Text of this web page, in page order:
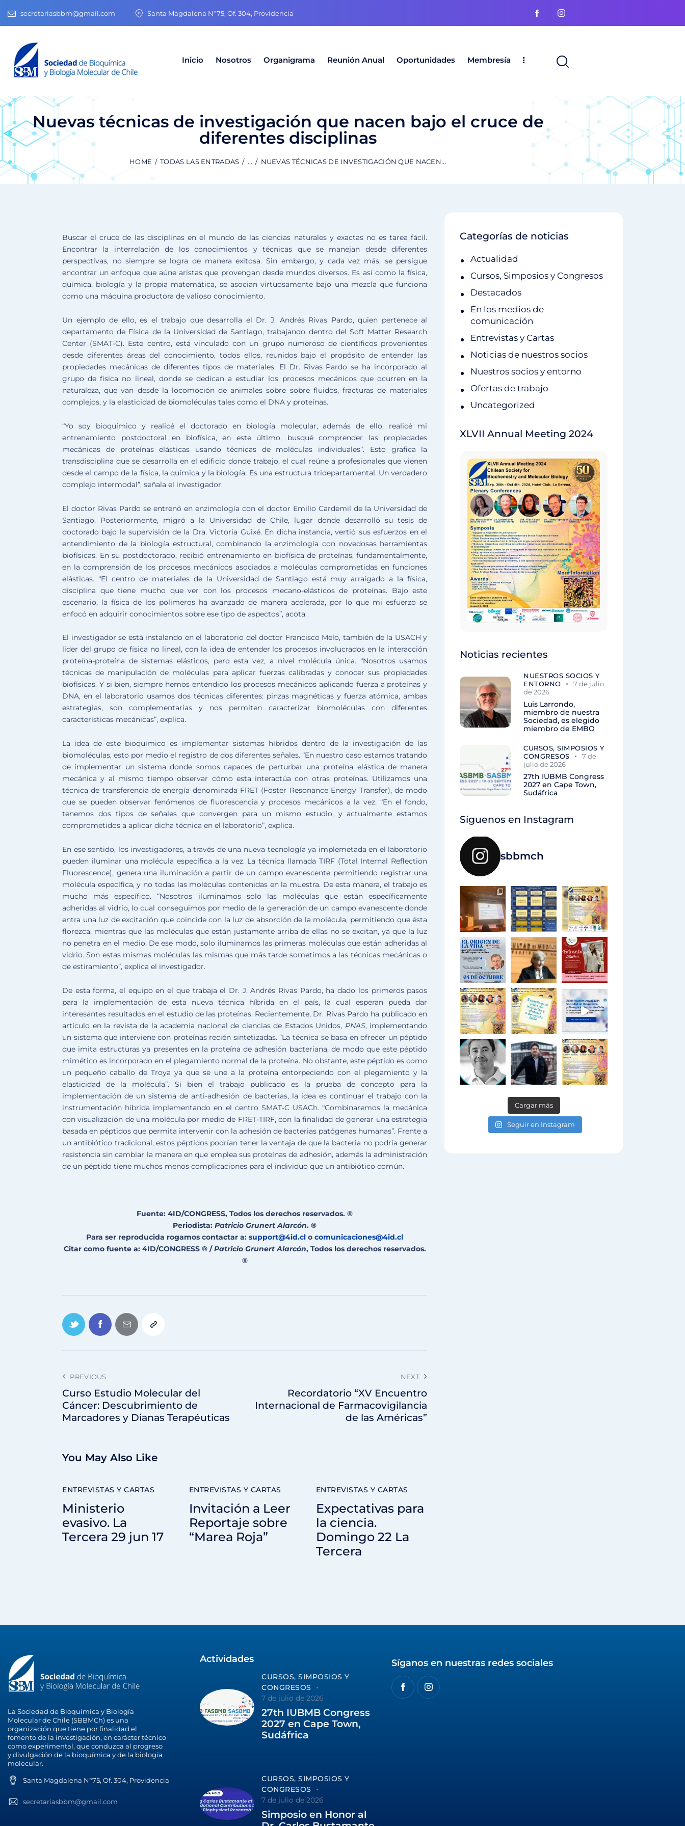
secretariasbbm@gmail.com Santa Magdalena N°75, Of. 304, Providencia
Inicio Nosotros Organigrama Reunión Anual Oportunidades Membresía
Nuevas técnicas de investigación que nacen bajo el cruce de
diferentes disciplinas
HOME TODAS LAS ENTRADAS ... NUEVAS TÉCNICAS DE INVESTIGACIÓN QUE NACEN...
Buscar el cruce de las disciplinas en el mundo de las ciencias naturales y exactas no es tarea fácil.
Encontrar la interrelación de los conocimientos y técnicas que se manejan desde diferentes
perspectivas, no siempre se logra de manera exitosa. Sin embargo, y cada vez más, se persigue
encontrar un enfoque que aúne aristas que provengan desde mundos diversos. Es así como la física,
química, biología y la propia matemática, se asocian virtuosamente bajo una mezcla que funciona
como una máquina productora de valioso conocimiento.
Un ejemplo de ello, es el trabajo que desarrolla el Dr. J. Andrés Rivas Pardo, quien pertenece al
departamento de Física de la Universidad de Santiago, trabajando dentro del Soft Matter Research
Center (SMAT-C). Este centro, está vinculado con un grupo numeroso de científicos provenientes
desde diferentes áreas del conocimiento, todos ellos, reunidos bajo el propósito de entender las
propiedades mecánicas de diferentes tipos de materiales. El Dr. Rivas Pardo se ha incorporado al
grupo de fisica no lineal, donde se dedican a estudiar los procesos mecánicos que ocurren en la
naturaleza, que van desde la locomoción de animales sobre sobre fluidos, fracturas de materiales
complejos, y la elasticidad de biomoléculas tales como el DNA y proteínas.
“Yo soy bioquímico y realicé el doctorado en biología molecular, además de ello, realicé mi
entrenamiento postdoctoral en biofísica, en este último, busqué comprender las propiedades
mecánicas de proteínas elásticas usando técnicas de moléculas individuales”. Esto grafica la
transdisciplina que se desarrolla en el edificio donde trabajo, el cual reúne a profesionales que vienen
desde el campo de la física, la química y la biología. Es una estructura tridepartamental. Un verdadero
complejo intermodal”, señala el investigador.
El doctor Rivas Pardo se entrenó en enzimología con el doctor Emilio Cardemil de la Universidad de
Santiago. Posteriormente, migró a la Universidad de Chile, lugar donde desarrolló su tesis de
doctorado bajo la supervisión de la Dra. Victoria Guixé. En dicha instancia, vertió sus esfuerzos en el
entendimiento de la biología estructural, combinando la enzimología con novedosas herramientas
biofísicas. En su postdoctorado, recibió entrenamiento en biofísica de proteínas, fundamentalmente,
en la comprensión de los procesos mecánicos asociados a moléculas comprometidas en funciones
elásticas. “El centro de materiales de la Universidad de Santiago está muy arraigado a la física,
disciplina que tiene mucho que ver con los procesos mecano-elásticos de proteínas. Bajo este
escenario, la física de los polímeros ha avanzado de manera acelerada, por lo que mi esfuerzo se
enfocó en adquirir conocimientos sobre ese tipo de aspectos”, acota.
El investigador se está instalando en el laboratorio del doctor Francisco Melo, también de la USACH y
líder del grupo de física no lineal, con la idea de entender los procesos involucrados en la interacción
proteína-proteína de sistemas elásticos, pero esta vez, a nivel molécula única. “Nosotros usamos
técnicas de manipulación de moléculas para aplicar fuerzas calibradas y conocer sus propiedades
biofísicas. Y si bien, siempre hemos entendido los procesos mecánicos aplicando fuerza a proteínas y
DNA, en el laboratorio usamos dos técnicas diferentes: pinzas magnéticas y fuerza atómica, ambas
estrategias, son complementarias y nos permiten caracterizar biomoléculas con diferentes
características mecánicas”, explica.
La idea de este bioquímico es implementar sistemas híbridos dentro de la investigación de las
biomoléculas, esto por medio el registro de dos diferentes señales. “En nuestro caso estamos tratando
de implementar un sistema donde somos capaces de perturbar una proteína elástica de manera
mecánica y al mismo tiempo observar cómo esta interactúa con otras proteínas. Utilizamos una
técnica de transferencia de energía denominada FRET (Föster Resonance Energy Transfer), de modo
que se pueden observar fenómenos de fluorescencia y procesos mecánicos a la vez. “En el fondo,
tenemos dos tipos de señales que convergen para un mismo estudio, y actualmente estamos
comprometidos a aplicar dicha técnica en el laboratorio”, explica.
En ese sentido, los investigadores, a través de una nueva tecnología ya implemetada en el laboratorio
pueden iluminar una molécula específica a la vez. La técnica llamada TIRF (Total Internal Reflection
Fluorescence), genera una iluminación a partir de un campo evanescente permitiendo registrar una
molécula específica, y no todas las moléculas contenidas en la muestra. De esta manera, el trabajo es
mucho más específico. “Nosotros iluminamos solo las moléculas que están específicamente
adheridas al vidrio, lo cual conseguimos por medio de la generación de un campo evanescente donde
entra una luz de excitación que coincide con la luz de absorción de la molécula, permitiendo que ésta
florezca, mientras que las moléculas que están justamente arriba de ellas no se excitan, ya que la luz
no penetra en el medio. De ese modo, solo iluminamos las primeras moléculas que están adheridas al
vidrio. Son estas mismas moléculas las mismas que más tarde sometimos a las técnicas mecánicas o
de estiramiento”, explica el investigador.
De esta forma, el equipo en el que trabaja el Dr. J. Andrés Rivas Pardo, ha dado los primeros pasos
para la implementación de esta nueva técnica híbrida en el país, la cual esperan pueda dar
interesantes resultados en el estudio de las proteínas. Recientemente, Dr. Rivas Pardo ha publicado en
artículo en la revista de la academia nacional de ciencias de Estados Unidos, PNAS, implementando
un sistema que interviene con proteínas recién sintetizadas. “La técnica se basa en ofrecer un péptido
que imita estructuras ya presentes en la proteína de adhesión bacteriana, de modo que este péptido
mimético es incorporado en el plegamiento normal de la proteína. No obstante, este péptido es como
un pequeño caballo de Troya ya que se une a la proteína entorpeciendo con el plegamiento y la
elasticidad de la molécula”. Si bien el trabajo publicado es la prueba de concepto para la
implementación de un sistema de anti-adhesión de bacterias, la idea es continuar el trabajo con la
instrumentación híbrida implementando en el centro SMAT-C USACh. “Combinaremos la mecánica
con visualización de una molécula por medio de FRET-TIRF, con la finalidad de generar una estrategia
basada en péptidos que permita intervenir con la adhesión de bacterias patógenas humanas”. Frente a
un antibiótico tradicional, estos péptidos podrían tener la ventaja de que la bacteria no podría generar
resistencia sin cambiar la manera en que emplea sus proteínas de adhesión, además la administración
de un péptido tiene muchos menos complicaciones para el individuo que un antibiótico común.
Fuente: 4ID/CONGRESS, Todos los derechos reservados. ®
Periodista:Patricio Grunert Alarcón. ®
Para ser reproducida rogamos contactar a:support@4id.cl o comunicaciones@4id.cl
Citar como fuente a: 4ID/CONGRESS ® /Patricio Grunert Alarcón, Todos los derechos reservados.
®
PREVIOUS
Curso Estudio Molecular del
Cáncer: Descubrimiento de
Marcadores y Dianas Terapéuticas
NEXT
Recordatorio “XV Encuentro
Internacional de Farmacovigilancia
de las Américas”
You May Also Like
ENTREVISTAS Y CARTAS
Ministerio
evasivo. La
Tercera 29 jun 17
ENTREVISTAS Y CARTAS
Invitación a Leer
Reportaje sobre
“Marea Roja”
ENTREVISTAS Y CARTAS
Expectativas para
la ciencia.
Domingo 22 La
Tercera
Categorías de noticias
Actualidad
Cursos, Simposios y Congresos
Destacados
En los medios de
comunicación
Entrevistas y Cartas
Noticias de nuestros socios
Nuestros socios y entorno
Ofertas de trabajo
Uncategorized
XLVII Annual Meeting 2024
Noticias recientes
NUESTROS SOCIOS Y
ENTORNO
7 de julio
de 2026
Luis Larrondo,
miembro de nuestra
Sociedad, es elegido
miembro de EMBO
CURSOS, SIMPOSIOS Y
CONGRESOS
7 de
julio de 2026
27th IUBMB Congress
2027 en Cape Town,
Sudáfrica
Síguenos en Instagram
sbbmch
Cargar más
Seguir en Instagram
La Sociedad de Bioquímica y Biología
Molecular de Chile (SBBMCh) es una
organización que tiene por finalidad el
fomento de la investigación, en carácter técnico
como experimental, que conduzca al progreso
y divulgación de la bioquímica y de la biología
molecular.
Santa Magdalena N°75, Of. 304, Providencia
secretariasbbm@gmail.com
Actividades
CURSOS, SIMPOSIOS Y
CONGRESOS
7 de julio de 2026
27th IUBMB Congress
2027 en Cape Town,
Sudáfrica
CURSOS, SIMPOSIOS Y
CONGRESOS
7 de julio de 2026
Simposio en Honor al
Síganos en nuestras redes sociales